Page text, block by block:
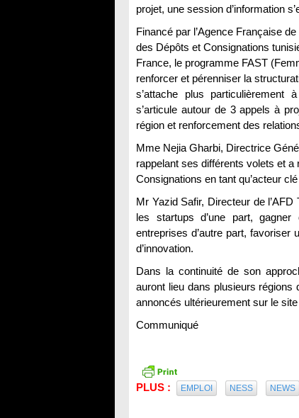
projet, une session d’information
Financé par l’Agence Française
des Dépôts et Consignations
France, le programme FAST
renforcer et pérenniser la
s’attache plus particulièrement
s’articule autour de 3 appels à
région et renforcement des
Mme Nejia Gharbi, Directrice
rappelant ses différents volets et
Consignations en tant qu’acteur
Mr Yazid Safir, Directeur de
les startups d’une part,
entreprises d’autre part, favoriser
d’innovation.
Dans la continuité de son
auront lieu dans plusieurs
annoncés ultérieurement sur le
Communiqué
PLUS : EMPLOI NESS NEWS